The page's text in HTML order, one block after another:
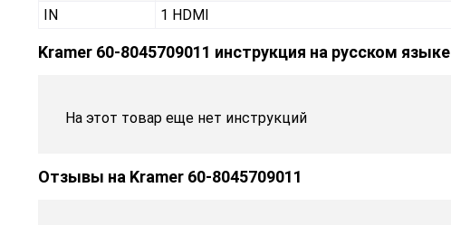
IN
1 HDMI
Kramer 60-8045709011 инструкция на русском языке
На этот товар еще нет инструкций
Отзывы на Kramer 60-8045709011